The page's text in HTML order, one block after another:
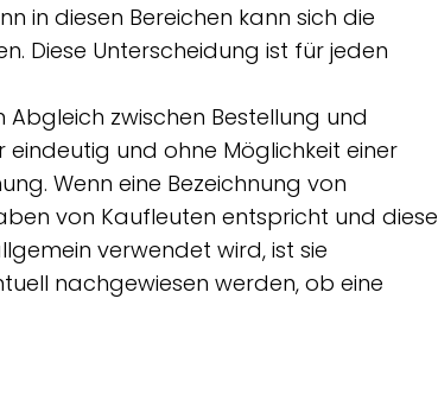
in diesen Bereichen kann sich die
Diese Unterscheidung ist für jeden
Abgleich zwischen Bestellung und
und ohne Möglichkeit einer
Wenn eine Bezeichnung von
von Kaufleuten entspricht und diese
verwendet wird, ist sie
nachgewiesen werden, ob eine